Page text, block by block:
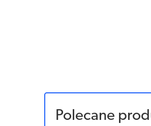
Polecane